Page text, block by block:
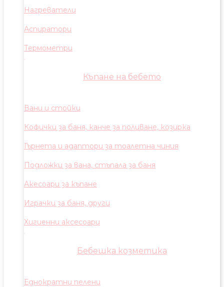
Нагреватели
Аспиратори
Термометри
Къпане на бебето
Вани и стойки
Кофички за баня, канче за поливане, козирка
Гърнета и адаптори за тоалетна чиния
Подложки за вана, стъпала за баня
Акесоари за къпане
Играчки за баня, други
Хигиенни аксесоари
Бебешка козметика
Еднократни пелени